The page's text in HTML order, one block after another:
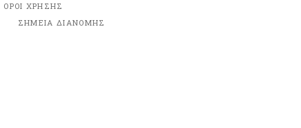
ΟΡΟΙ ΧΡΗΣΗΣ
ΣΗΜΕΙΑ ΔΙΑΝΟΜΗΣ